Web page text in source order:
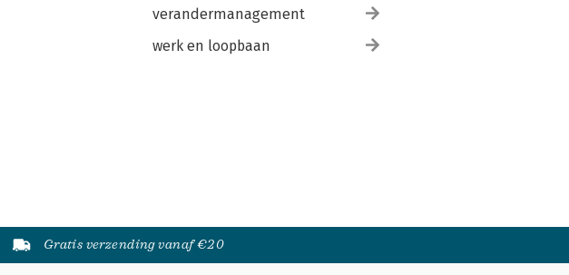
verandermanagement
werk en loopbaan
Gratis verzending vanaf €20